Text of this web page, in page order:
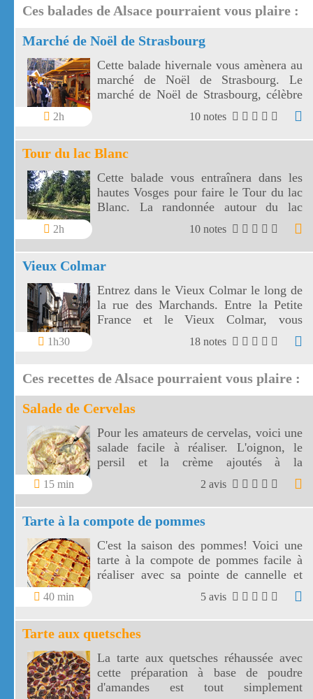
Ces balades de Alsace pourraient vous plaire :
Marché de Noël de Strasbourg
2h
Cette balade hivernale vous amènera au
marché de Noël de Strasbourg. Le
marché de Noël de Strasbourg, célèbre
dans le monde entier, est le plus beau de
10 notes
Tour du lac Blanc
2h
Cette balade vous entraînera dans les
hautes Vosges pour faire le Tour du lac
Blanc. La randonnée autour du lac
Blanc est parsemée de panoramas
étendus et vertigineux.
10 notes
Vieux Colmar
1h30
Entrez dans le Vieux Colmar le long de
la rue des Marchands. Entre la Petite
France et le Vieux Colmar, vous
découvrirez les maisons anciennes très
colorées à pans de bois.
18 notes
Ces recettes de Alsace pourraient vous plaire :
Salade de Cervelas
15 min
Pour les amateurs de cervelas, voici une
salade facile à réaliser. L'oignon, le
persil et la crème ajoutés à la
mayonnaise donnent une saveur très
agréable à cette salade de cervelas.
2 avis
Tarte à la compote de pommes
40 min
C'est la saison des pommes! Voici une
tarte à la compote de pommes facile à
réaliser avec sa pointe de cannelle et
belle à regarder avec ses croisillons!
5 avis
Tarte aux quetsches
La tarte aux quetsches réhaussée avec
cette préparation à base de poudre
d'amandes est tout simplement